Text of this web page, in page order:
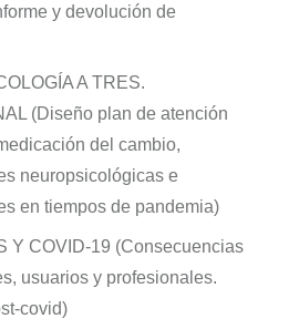
y devolución de
A TRES.
(Diseño plan de atención
del cambio,
neuropsicológicas e
en tiempos de pandemia)
Y COVID-19 (Consecuencias
usuarios y profesionales.
covid)